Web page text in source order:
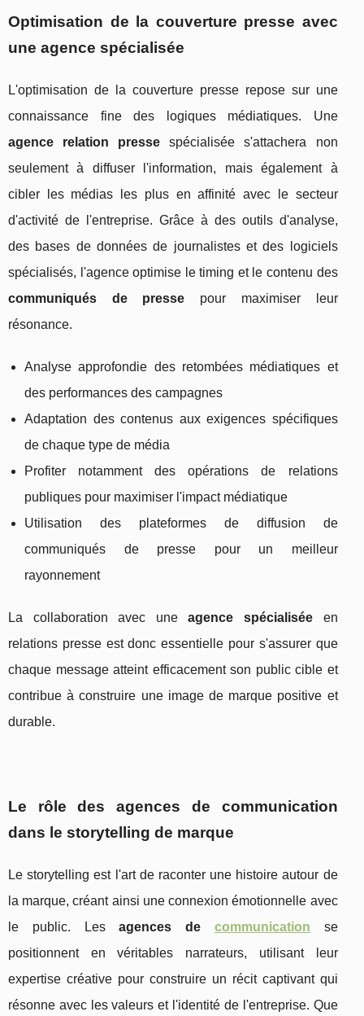
Optimisation de la couverture presse avec
une agence spécialisée
L'optimisation de la couverture presse repose sur une
connaissance fine des logiques médiatiques. Une
agence relation presse spécialisée s'attachera non
seulement à diffuser l'information, mais également à
cibler les médias les plus en affinité avec le secteur
d'activité de l'entreprise. Grâce à des outils d'analyse,
des bases de données de journalistes et des logiciels
spécialisés, l'agence optimise le timing et le contenu des
communiqués de presse pour maximiser leur
résonance.
Analyse approfondie des retombées médiatiques et
des performances des campagnes
Adaptation des contenus aux exigences spécifiques
de chaque type de média
Profiter notamment des opérations de relations
publiques pour maximiser l'impact médiatique
Utilisation des plateformes de diffusion de
communiqués de presse pour un meilleur
rayonnement
La collaboration avec uneagence spécialisée en
relations presse est donc essentielle pour s'assurer que
chaque message atteint efficacement son public cible et
contribue à construire une image de marque positive et
durable.
Le rôle desagences de communication
dans le storytelling de marque
Le storytelling est l'art de raconter une histoire autour de
la marque, créant ainsi une connexion émotionnelle avec
le public. Lesagences de communication se
positionnent en véritables narrateurs, utilisant leur
expertise créative pour construire un récit captivant qui
résonne avec les valeurs et l'identité de l'entreprise. Que